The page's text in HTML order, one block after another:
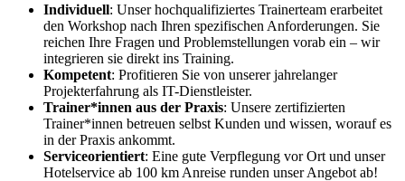
Individuell: Unser hochqualifiziertes Trainerteam erarbeitet
den Workshop nach Ihren spezifischen Anforderungen. Sie
reichen Ihre Fragen und Problemstellungen vorab ein – wir
integrieren sie direkt ins Training.
Kompetent: Profitieren Sie von unserer jahrelanger
Projekterfahrung als IT-Dienstleister.
Trainer*innen aus der Praxis: Unsere zertifizierten
Trainer*innen betreuen selbst Kunden und wissen, worauf es
in der Praxis ankommt.
Serviceorientiert: Eine gute Verpflegung vor Ort und unser
Hotelservice ab 100 km Anreise runden unser Angebot ab!